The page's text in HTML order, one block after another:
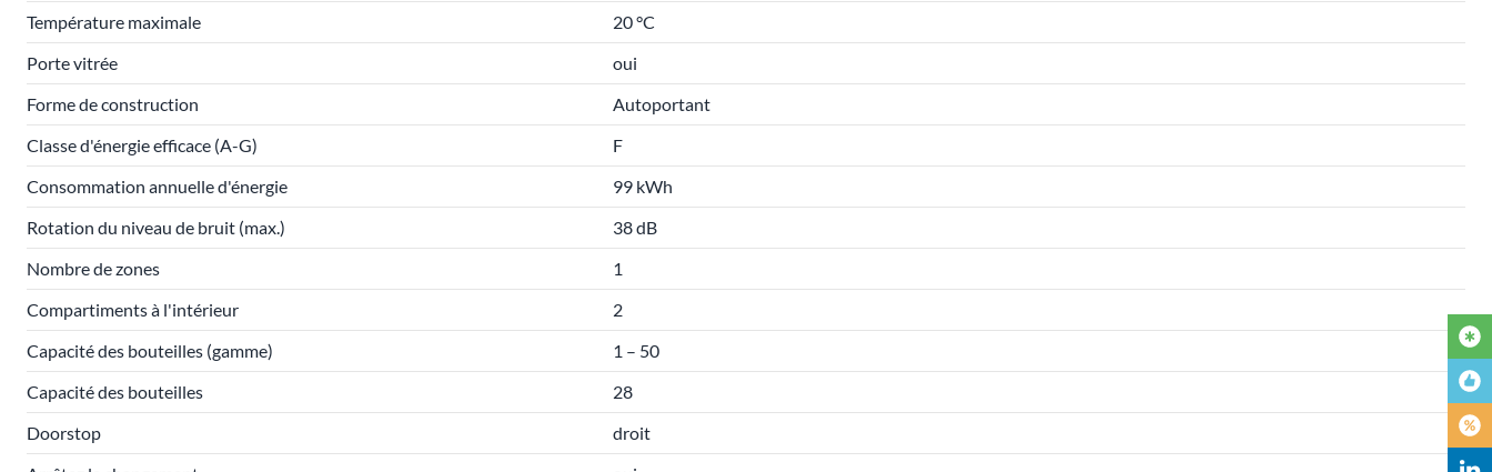
Température maximale
20 °C
Porte vitrée
oui
Forme de construction
Autoportant
Classe d'énergie efficace (A-G)
F
Consommation annuelle d'énergie
99 kWh
Rotation du niveau de bruit (max.)
38 dB
Nombre de zones
1
Compartiments à l'intérieur
2
Capacité des bouteilles (gamme)
1 – 50
Capacité des bouteilles
28
Doorstop
droit